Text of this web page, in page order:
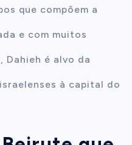
que compõem a
e com muitos
Dahieh é alvo da
à capital do